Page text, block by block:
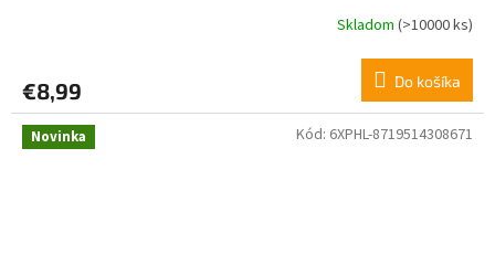
Skladom (>10000 ks)
€8,99 Do košíka
Novinka Kód: 6XPHL-8719514308671